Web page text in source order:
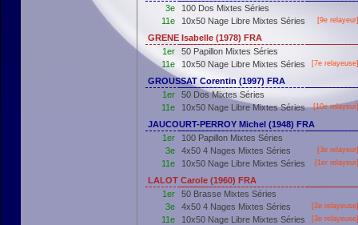
3e
100 Dos Mixtes Séries
11e
10x50 Nage Libre Mixtes Séries [9e relayeur]
GRENE Isabelle (1978) FRA
1er
50 Papillon Mixtes Séries
11e
10x50 Nage Libre Mixtes Séries [7e relayeuse]
GROUSSAT Corentin (1997) FRA
1er
50 Dos Mixtes Séries
11e
10x50 Nage Libre Mixtes Séries [10e relayeur]
JAUCOURT-PERROY Michel (1948) FRA
1er
100 Papillon Mixtes Séries
3e
4x50 4 Nages Mixtes Séries [3e relayeur]
11e 10x50 Nage Libre Mixtes Séries [1er relayeur]
LALOT Carole (1960) FRA
1er
50 Brasse Mixtes Séries
3e
4x50 4 Nages Mixtes Séries [2e relayeuse]
11e 10x50 Nage Libre Mixtes Séries [3e relayeuse]